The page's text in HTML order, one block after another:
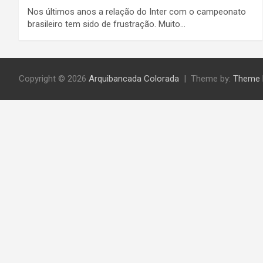
Nos últimos anos a relação do Inter com o campeonato
brasileiro tem sido de frustração. Muito…
Copyright © 2026 Arquibancada Colorada Theme by: Theme